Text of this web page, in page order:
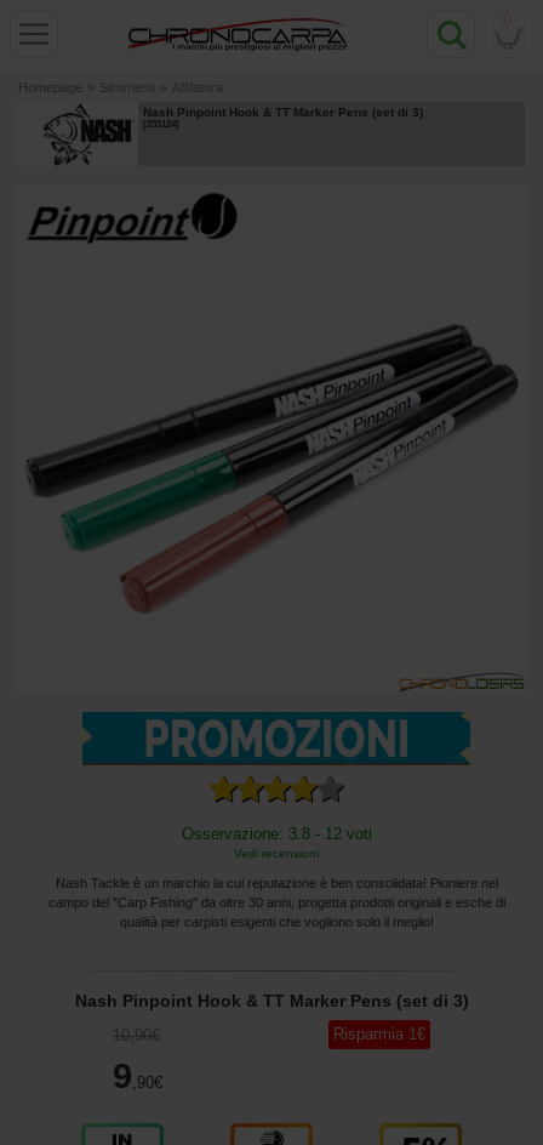
Homepage » Strumenti » Affilatura
Nash Pinpoint Hook & TT Marker Pens (set di 3)
[233124]
Osservazione: 3.8 - 12 voti
Vedi recensioni
Nash Tackle è un marchio la cui reputazione è ben consolidata! Pioniere nel
campo del "Carp Fishing" da oltre 30 anni, progetta prodotti originali e esche di
qualità per carpisti esigenti che vogliono solo il meglio!
Nash Pinpoint Hook & TT Marker Pens (set di 3)
10,90€
9 ,90€
Risparmia 1€